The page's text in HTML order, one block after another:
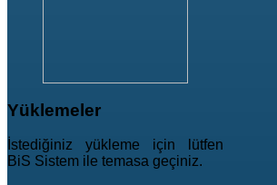
Yüklemeler
İstediğiniz yükleme için lütfen
BiS Sistem ile temasa geçiniz.